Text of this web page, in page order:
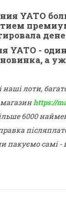
YATO
YATO -
новинка, а
лоти,
https://
6000
пакуємо самі -